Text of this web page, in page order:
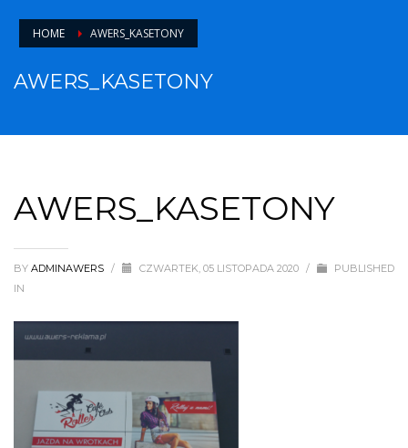
HOME AWERS_KASETONY
AWERS_KASETONY
AWERS_KASETONY
BY ADMINAWERS / CZWARTEK, 05 LISTOPADA 2020 /
PUBLISHED
IN